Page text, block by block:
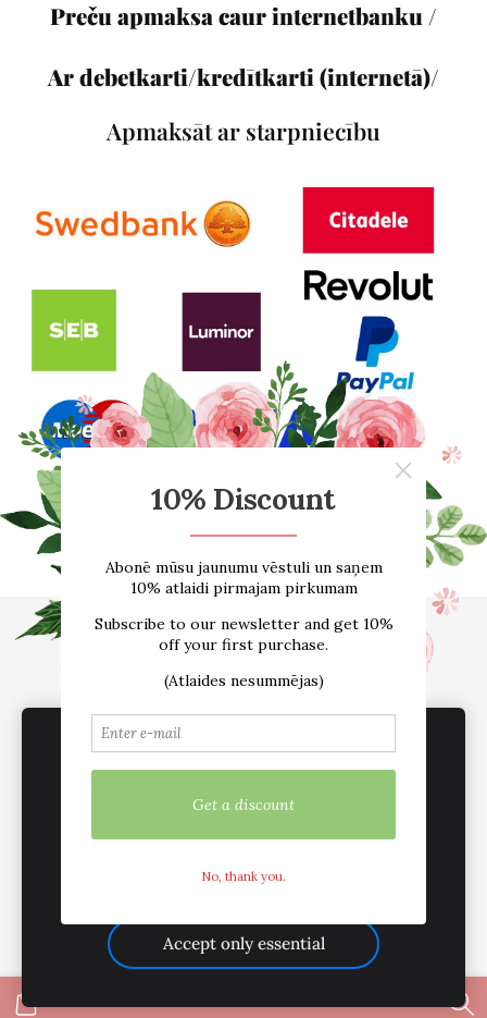
Preču apmaksa caur internetbanku /
Ar debetkarti/kredītkarti (internetā)/
Apmaksāt ar starpniecību
E-VEIKALS
Par mums
Atsauksmes
Blogs
Izmēru tabula
Kontakti
Piegāde
Noteikumi
sadarbība /vairumtirdzniecība
Sīkdatnes
We use cookies to deliver services, for
Customize
Accept all
Accept only essential